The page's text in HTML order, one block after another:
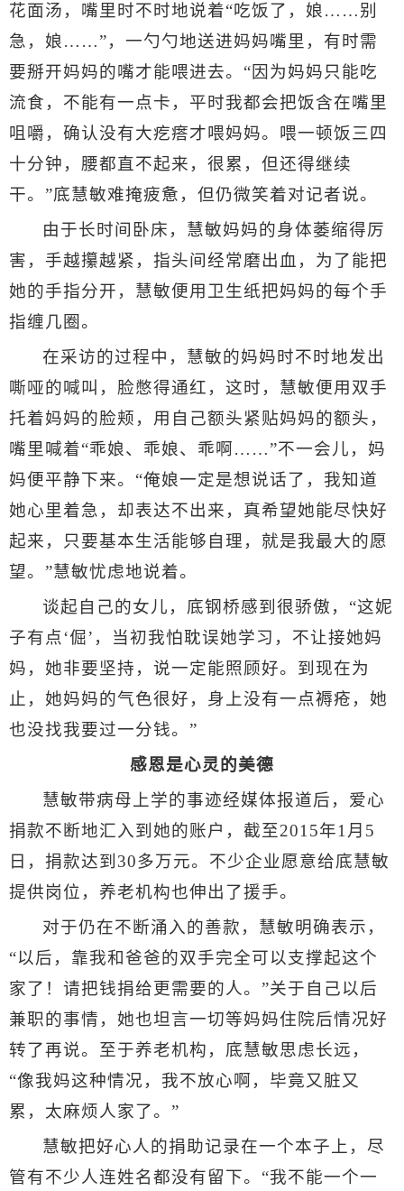
花面汤，嘴里时不时地说着“吃饭了，娘……别
急，娘……”，一勺勺地送进妈妈嘴里，有时需
要掰开妈妈的嘴才能喂进去。“因为妈妈只能吃
流食，不能有一点卡，平时我都会把饭含在嘴里
咀嚼，确认没有大疙瘩才喂妈妈。喂一顿饭三四
十分钟，腰都直不起来，很累，但还得继续
干。”底慧敏难掩疲惫，但仍微笑着对记者说。
由于长时间卧床，慧敏妈妈的身体萎缩得厉
害，手越攥越紧，指头间经常磨出血，为了能把
她的手指分开，慧敏便用卫生纸把妈妈的每个手
指缠几圈。
在采访的过程中，慧敏的妈妈时不时地发出
嘶哑的喊叫，脸憋得通红，这时，慧敏便用双手
托着妈妈的脸颊，用自己额头紧贴妈妈的额头，
嘴里喊着“乖娘、乖娘、乖啊……”不一会儿，妈
妈便平静下来。“俺娘一定是想说话了，我知道
她心里着急，却表达不出来，真希望她能尽快好
起来，只要基本生活能够自理，就是我最大的愿
望。”慧敏忧虑地说着。
谈起自己的女儿，底钢桥感到很骄傲，“这妮
子有点‘倔’，当初我怕耽误她学习，不让接她妈
妈，她非要坚持，说一定能照顾好。到现在为
止，她妈妈的气色很好，身上没有一点褥疮，她
也没找我要过一分钱。”
感恩是心灵的美德
慧敏带病母上学的事迹经媒体报道后，爱心
捐款不断地汇入到她的账户，截至2015年1月 5
日，捐款达到 30多万元。不少企业愿意给底慧敏
提供岗位，养老机构也伸出了援手。
对于仍在不断涌入的善款，慧敏明确表示，
“以后，靠我和爸爸的双手完全可以支撑起这个
家了！请把钱捐给更需要的人。”关于自己以后
兼职的事情，她也坦言一切等妈妈住院后情况好
转了再说。至于养老机构，底慧敏思虑长远，
“像我妈这种情况，我不放心啊，毕竟又脏又
累，太麻烦人家了。”
慧敏把好心人的捐助记录在一个本子上，尽
管有不少人连姓名都没有留下。“我不能一个一